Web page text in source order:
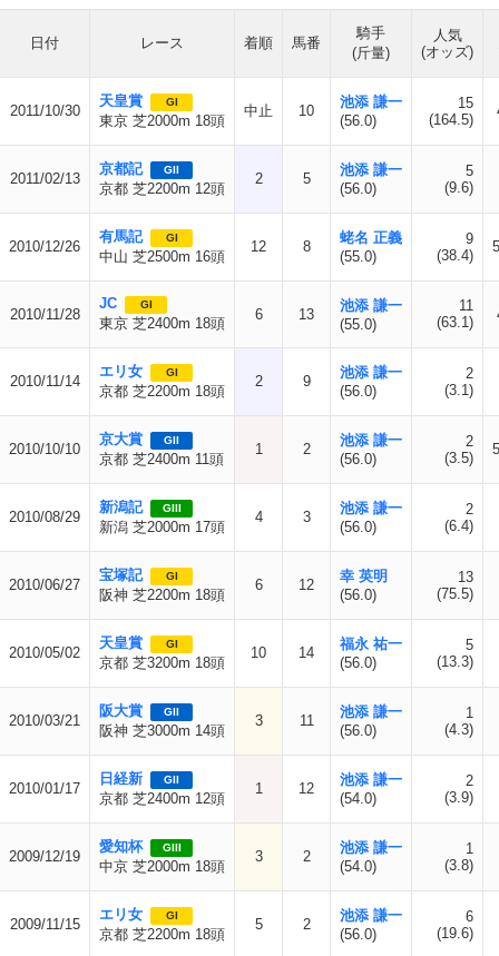
日付 レース 着順 馬番
騎手
(斤量)
人気
(オッズ)
2011/10/30
天皇賞 GI
東京 芝2000m 18頭
中止 10
池添 謙一
(56.0)
15
(164.5)
2011/02/13
京都記 GII
京都 芝2200m 12頭
2 5
池添 謙一
(56.0)
5
(9.6)
2010/12/26
有馬記 GI
中山 芝2500m 16頭
12 8
蛯名 正義
(55.0)
9
(38.4)
2010/11/28
JC GI
東京 芝2400m 18頭
6 13
池添 謙一
(55.0)
11
(63.1)
2010/11/14
エリ女 GI
京都 芝2200m 18頭
2 9
池添 謙一
(56.0)
2
(3.1)
2010/10/10
京大賞 GII
京都 芝2400m 11頭
1 2
池添 謙一
(56.0)
2
(3.5)
2010/08/29
新潟記 GIII
新潟 芝2000m 17頭
4 3
池添 謙一
(56.0)
2
(6.4)
2010/06/27
宝塚記 GI
阪神 芝2200m 18頭
6 12
幸 英明
(56.0)
13
(75.5)
2010/05/02
天皇賞 GI
京都 芝3200m 18頭
10 14
福永 祐一
(56.0)
5
(13.3)
2010/03/21
阪大賞 GII
阪神 芝3000m 14頭
3 11
池添 謙一
(56.0)
1
(4.3)
2010/01/17
日経新 GII
京都 芝2400m 12頭
1 12
池添 謙一
(54.0)
2
(3.9)
2009/12/19
愛知杯 GIII
中京 芝2000m 18頭
3 2
池添 謙一
(54.0)
1
(3.8)
2009/11/15
エリ女 GI
京都 芝2200m 18頭
5 2
池添 謙一
(56.0)
6
(19.6)